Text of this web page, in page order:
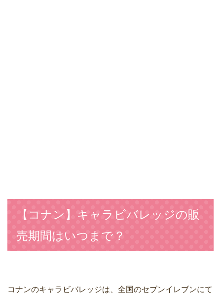
【コナン】キャラビバレッジの販
売期間はいつまで？
コナンのキャラビバレッジは、全国のセブンイレブンにて